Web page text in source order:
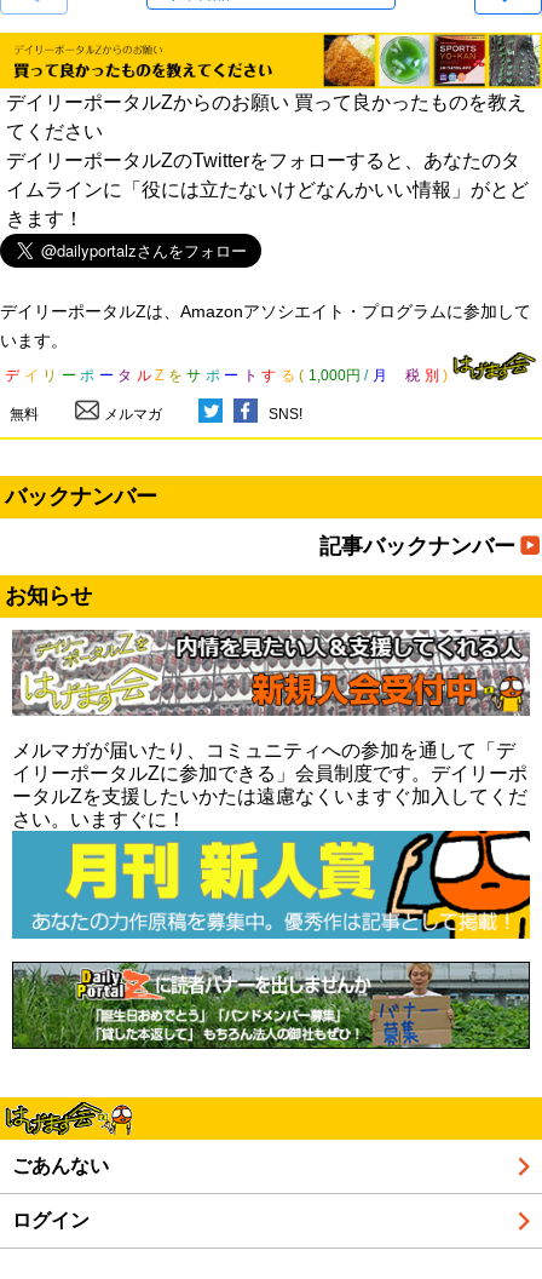
デイリーポータルZからのお願い 買って良かったものを教え
てください
デイリーポータルZのTwitterをフォローすると、あなたのタ
イムラインに「役には立たないけどなんかいい情報」がとど
きます！
デイリーポータルZは、Amazonアソシエイト・プログラムに参加して
います。
デ イ リ ー ポ ー タ ル Z を サ ポ ー ト す る ( 1,000円 / 月 税 別 )
無料 メルマガ SNS!
バックナンバー
記事バックナンバー
お知らせ
メルマガが届いたり、コミュニティへの参加を通して「デ
イリーポータルZに参加できる」会員制度です。デイリーポ
ータルZを支援したいかたは遠慮なくいますぐ加入してくだ
さい。いますぐに！
ごあんない
ログイン